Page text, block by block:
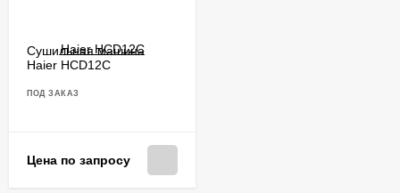
Сушильная машина
Haier HCD12C​
ПОД ЗАКАЗ
Цена по запросу